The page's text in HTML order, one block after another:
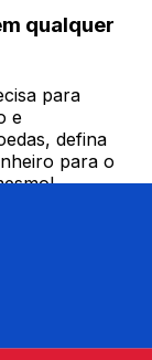
qualquer
para
e
defina
para o